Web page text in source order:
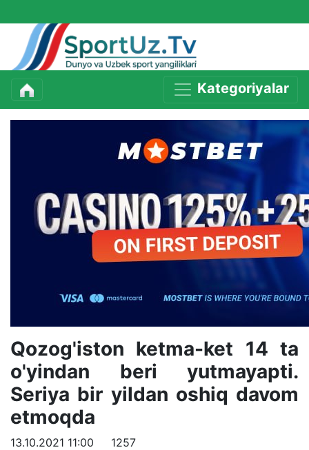
Kategoriyalar
Qozog'iston ketma-ket 14 ta
o'yindan beri yutmayapti.
Seriya bir yildan oshiq davom
etmoqda
13.10.2021 11:00 1257